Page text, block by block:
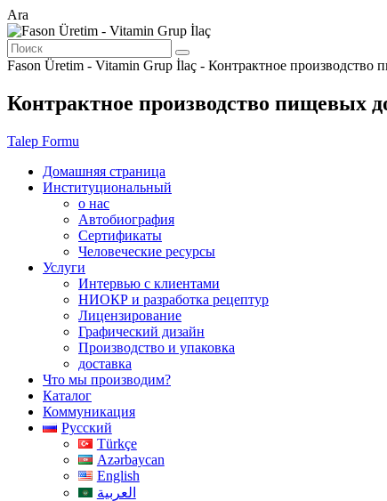
Ara
Fason Üretim - Vitamin Grup İlaç - Контрактное производство
Контрактное производство пищевых
Talep Formu
Домашняя страница
Институциональный
о нас
Автобиография
Сертификаты
Человеческие ресурсы
Услуги
Интервью с клиентами
НИОКР и разработка рецептур
Лицензирование
Графический дизайн
Производство и упаковка
доставка
Что мы производим?
Каталог
Коммуникация
Русский
Türkçe
Azərbaycan
English
العربية